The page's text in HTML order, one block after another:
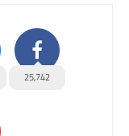
25,742